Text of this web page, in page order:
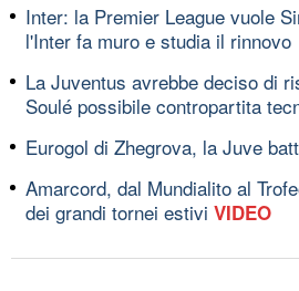
Inter: la Premier League vuole
l'Inter fa muro e studia il rinnovo
La Juventus avrebbe deciso di
Soulé possibile contropartita
Eurogol di Zhegrova, la Juve
Amarcord, dal Mundialito al
dei grandi tornei estivi VIDEO